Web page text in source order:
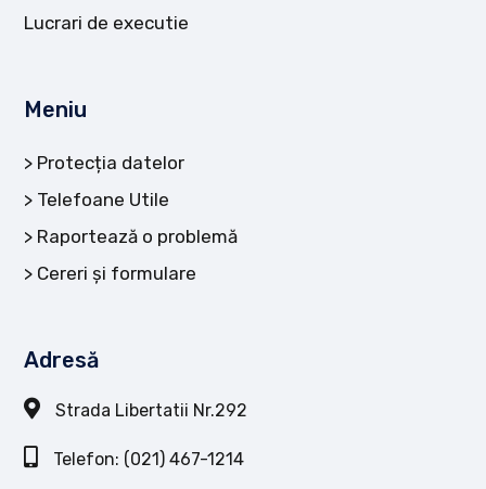
Lucrari de executie
Meniu
Protecția datelor
Telefoane Utile
Raportează o problemă
Cereri și formulare
Adresă
Strada Libertatii Nr.292
Telefon: (021) 467-1214